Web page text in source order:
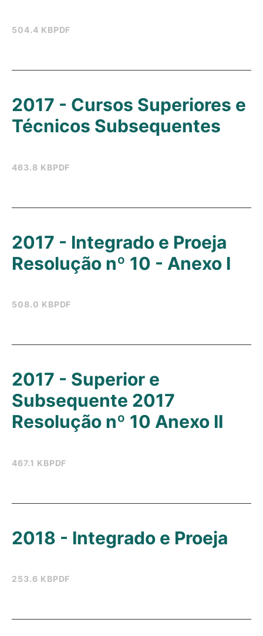
504.4 KBPDF
463.8 KBPDF
2017 - Cursos Superiores e
Técnicos Subsequentes
508.0 KBPDF
2017 - Integrado e Proeja
Resolução nº 10 - Anexo I
467.1 KBPDF
2017 - Superior e
Subsequente 2017
Resolução nº 10 Anexo II
253.6 KBPDF
2018 - Integrado e Proeja